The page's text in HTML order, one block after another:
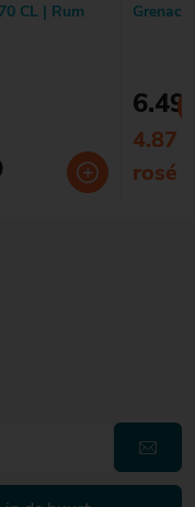
CL | Rum
6.49
4.87
rosé